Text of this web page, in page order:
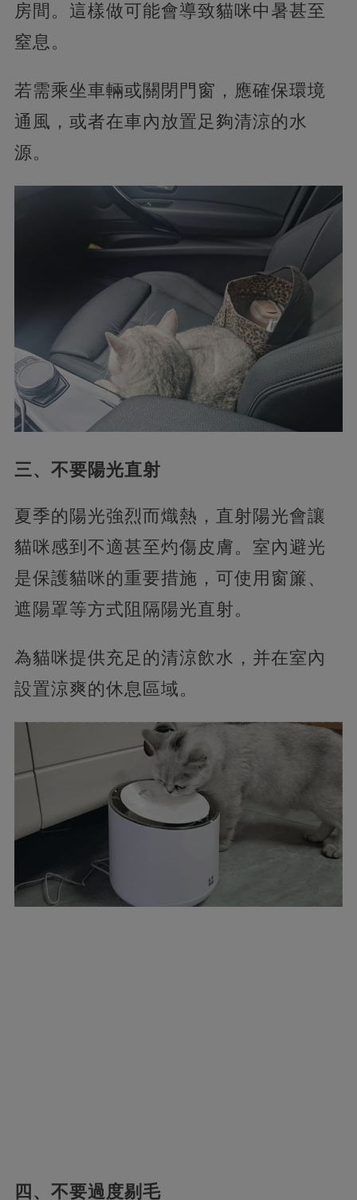
房間。這樣做可能會導致貓咪中暑甚至
窒息。
若需乘坐車輛或關閉門窗，應確保環境
通風，或者在車內放置足夠清涼的水
源。
三、不要陽光直射
夏季的陽光強烈而熾熱，直射陽光會讓
貓咪感到不適甚至灼傷皮膚。室內避光
是保護貓咪的重要措施，可使用窗簾、
遮陽罩等方式阻隔陽光直射。
為貓咪提供充足的清涼飲水，并在室內
設置涼爽的休息區域。
四、不要過度剔毛